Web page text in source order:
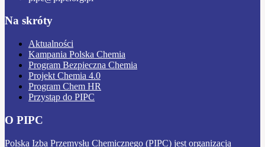
Na skróty
Aktualności
Kampania Polska Chemia
Program Bezpieczna Chemia
Projekt Chemia 4.0
Program Chem HR
Przystąp do PIPC
O PIPC
Polska Izba Przemysłu Chemicznego (PIPC) jest organizacją